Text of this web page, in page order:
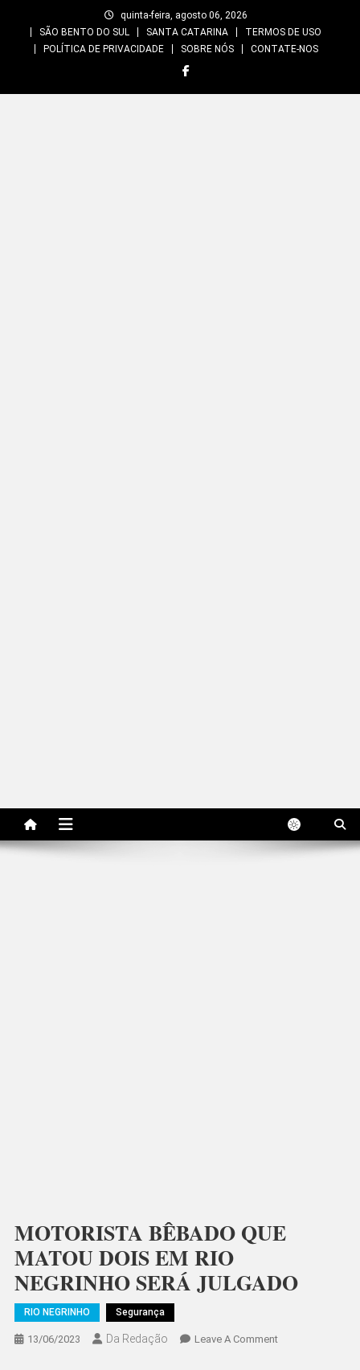
quinta-feira, agosto 06, 2026
SÃO BENTO DO SUL
SANTA CATARINA
TERMOS DE USO
POLÍTICA DE PRIVACIDADE
SOBRE NÓS CONTATE-NOS
MOTORISTA BÊBADO QUE
MATOU DOIS EM RIO
NEGRINHO SERÁ JULGADO
RIO NEGRINHO Segurança
13/06/2023 Da Redação Leave A CommentOn